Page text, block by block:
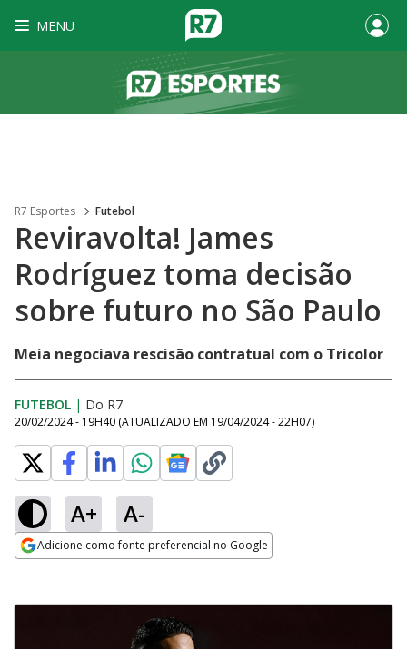
MENU
R7 Esportes Futebol
Reviravolta! James
Rodríguez toma decisão
sobre futuro no São Paulo
Meia negociava rescisão contratual com o Tricolor
FUTEBOL | Do R7
20/02/2024 - 19H40 (ATUALIZADO EM 19/04/2024 - 22H07)
A+ A-
Adicione como fonte preferencial no Google